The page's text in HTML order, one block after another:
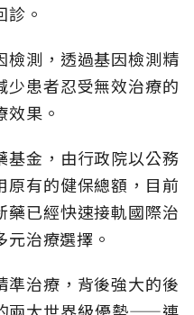
。
檢測，透過基因檢測精
少患者忍受無效治療的
果。
基金，由行政院以公務
原有的健保總額，目前
藥已經快速接軌國際治
治療選擇。
治療，背後強大的後